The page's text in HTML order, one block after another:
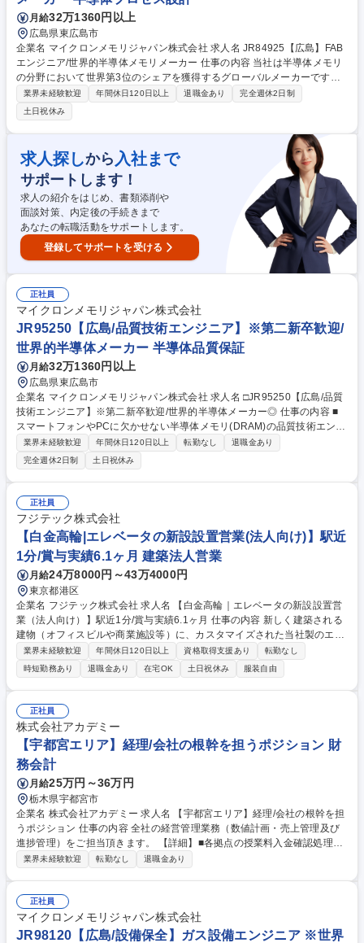
月給32万1360円以上
広島県東広島市
企業名 マイクロンメモリジャパン株式会社 求人名 JR84925【広島】FAB
エンジニア/世界的半導体メモリメーカー 仕事の内容 当社は半導体メモリ
の分野において世界第3位のシェアを獲得するグローバルメーカーです。
今回は、そんな当社のFABエンジニアとして、下記の業務をお任せ致しま
す。 【詳細】■プロセス条件と技術の確立・改善 ■プロセス能力の向上と
生産コストの削減 ■プロセス管理プロジェクトの確立と修正 ■各種半導体
装置のプロセスパラメータ設定 ■新規装置／材料の評価、推進、計画立案
■異常分析と改善 募集職種 JR84925【広島】FABエンジニア/世界的半導
体メモリメーカー
業界未経験歓迎 年間休日120日以上 退職金あり
完全週休2日制
土日祝休み
求人探しから 入社まで
サポートします！
求人の紹介をはじめ、書類添削や
面談対策、内定後の手続きまで
あなたの転職活動をサポートします。
登録してサポートを受ける
正社員
マイクロンメモリジャパン株式会社
JR95250【広島/品質技術エンジニア】※第二新卒歓迎/
世界的半導体メーカー 半導体品質保証
月給32万1360円以上
広島県東広島市
企業名 マイクロンメモリジャパン株式会社 求人名 □JR95250【広島/品質
技術エンジニア】※第二新卒歓迎/世界的半導体メーカー◎ 仕事の内容 ■
スマートフォンやPCに欠かせない半導体メモリ(DRAM)の品質技術エンジ
ニアとして、製造における品質保証業務をお任せします。原材料管理、ク
リーンルーム環境、生産プロセス、出荷テストなど多角的に管理します。
【詳細】 (1) 原材料品質管理(ガス・薬液・純水) (2) クリーンルームの環境
管理(温度・湿度など) (3) 製品品質の監視・評価・不良原因の分析 【魅
力】半導体はIT社会の発展に不可欠であり、自身の仕事が世界の進化に直
結する大きなやりがいがあります。最先端の技術に触れながら、業界での
希少なエンジニアとしてのキャリアを築くことが可能です。 募集職種 □J
R95250【広島/品質技術エンジニア】※第二新卒歓迎/世界的半導体メーカ
ー◎
業界未経験歓迎 年間休日120日以上 転勤なし
退職金あり
完全週休2日制
土日祝休み
正社員
フジテック株式会社
【白金高輪|エレベータの新設設置営業(法人向け)】駅近
1分/賞与実績6.1ヶ月 建築法人営業
月給24万8000円～43万4000円
東京都港区
企業名 フジテック株式会社 求人名 【白金高輪｜エレベータの新設設置営
業（法人向け）】駅近1分/賞与実績6.1ヶ月 仕事の内容 新しく建築される
建物（オフィスビルや商業施設等）に、カスタマイズされた当社製のエレ
ベータやエスカレータをご提案する法人営業です。主にゼネコンや設計事
務所、施主へのアプローチや情報収集を担当します。 【具体的な業務】■
物件に合った機能や予算、図面の提案 ■ゼネコンや設計事務所への情報収
集・関係構築 ■官公庁入札 ■見積もり、契約書作成 【営業の特長】早いタ
イミングで建築情報をキャッチするため、顧客とこまめに情報交換を行
い、人間関係を築くことを重視しています。自分が提案した製品が有名な
建物に設置され、多くの人々の移動を支える証として長く残り続ける大き
なやりがいがあります。 募集職種 【白金高輪｜エレベータの新設設置営
業（法人向け）】駅近1分/賞与実績6.1ヶ月
業界未経験歓迎 年間休日120日以上 資格取得支援あり
転勤なし
時短勤務あり
退職金あり 在宅OK 土日祝休み 服装自由
正社員
株式会社アカデミー
【宇都宮エリア】経理/会社の根幹を担うポジション 財
務会計
月給25万円～36万円
栃木県宇都宮市
企業名 株式会社アカデミー 求人名 【宇都宮エリア】経理/会社の根幹を担
うポジション 仕事の内容 全社の経営管理業務（数値計画・売上管理及び
進捗管理）をご担当頂きます。 【詳細】■各拠点の授業料入金確認処理作
業(コンビニ払い、ゆうちょなど) ■未収金リスト作成、拠点へ配信 ■各部
会社貢献をする ■会計事務所との連携で、日々の業務を円滑に進行する ■
将来の新規開校へ向けて投資用資金の確保、銀行との交渉など ※変更の範
囲:会社の定める範囲 募集職種 【宇都宮エリア】経理/会社の根幹を担うポ
業界未経験歓迎 転勤なし 退職金あり
正社員
マイクロンメモリジャパン株式会社
JR98120【広島/設備保全】ガス設備エンジニア ※世界